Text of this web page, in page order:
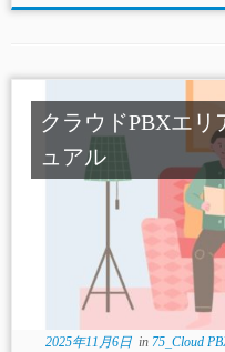
クラウドPBXエリ
ュアル
2025年11月6日in 75_Cloud